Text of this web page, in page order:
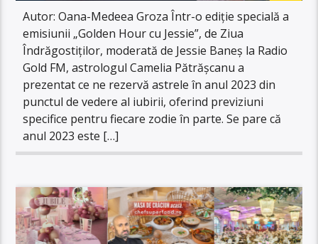
Autor: Oana-Medeea Groza Într-o ediție specială a
emisiunii „Golden Hour cu Jessie”, de Ziua
Îndrăgostiților, moderată de Jessie Baneș la Radio
Gold FM, astrologul Camelia Pătrășcanu a
prezentat ce ne rezervă astrele în anul 2023 din
punctul de vedere al iubirii, oferind previziuni
specifice pentru fiecare zodie în parte. Se pare că
anul 2023 este […]